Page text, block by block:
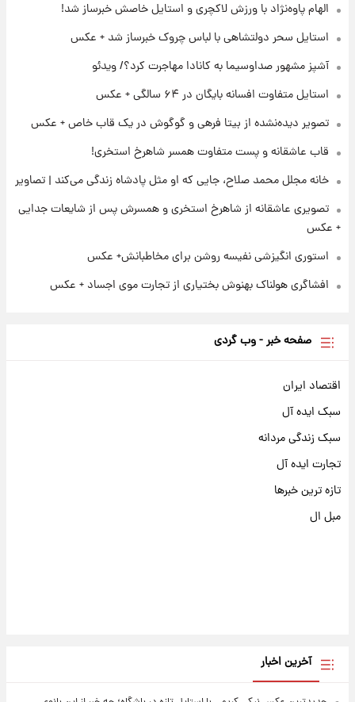
۲۱ ساعت پیش
برای اولین بار؛ انتشار تصاویری از رهبر جدید
انقلاب/ویدیو
تصاویر عمامه بستن به شیوه خاتمی/ویدیو
الهام پاوه‌نژاد با ورزش لاکچری و استایل خاصش خبرساز شد!
استایل سحر دولتشاهی با لباس چروک خبرساز شد + عکس
آشپز مشهور صداوسیما به کانادا مهاجرت کرد؟/ ویدئو
استایل متفاوت افسانه بایگان در ۶۴ سالگی + عکس
تصویر دیده‌نشده از بیتا فرهی و گوگوش در یک قاب خاص + عکس
قاب عاشقانه و پست متفاوت همسر شاهرخ استخری!
خانه مجلل محمد صلاح، جایی که او مثل پادشاه زندگی می‌کند | تصاویر
تصویری عاشقانه از شاهرخ استخری و همسرش پس از شایعات جدایی
+ عکس
استوری انگیزشی نفیسه روشن برای مخاطبانش+ عکس
افشاگری هولناک بهنوش بختیاری از تجارت موی اجساد + عکس
صفحه خبر - وب گردی
اقتصاد ایران
سبک ایده آل
سبک زندگی مردانه
تجارت ایده آل
تازه ترین خبرها
مبل ال
آخرین اخبار